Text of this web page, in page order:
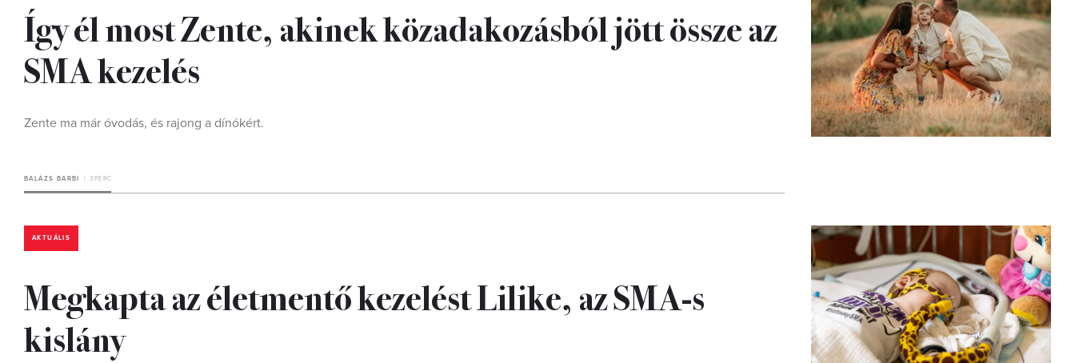
Így él most Zente, akinek közadakozásból jött össze az
SMA kezelés
Zente ma már óvodás, és rajong a dínókért.
BALÁZS BARBI 3 PERC
AKTUÁLIS
Megkapta az életmentő kezelést Lilike, az SMA-s
kislány